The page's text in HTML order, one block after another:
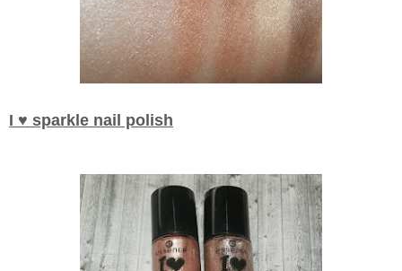
I ♥ sparkle nail polish